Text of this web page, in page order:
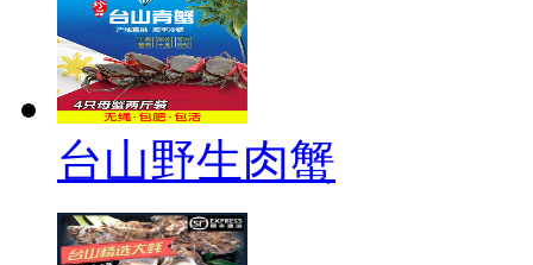
台山野生肉蟹